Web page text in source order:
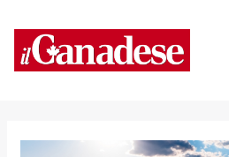
contenuto
articoli